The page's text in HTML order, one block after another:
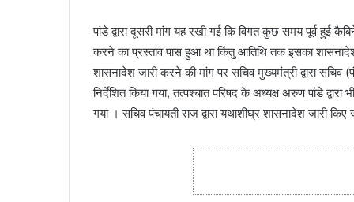
पांडे द्वारा दूसरी मांग यह रखी गई कि विगत कुछ समय पूर्व हुई
करने का प्रस्ताव पास हुआ था किंतु आतिथि तक इसका
शासनादेश जारी करने की मांग पर सचिव मुख्यमंत्री द्वारा सचिव
निर्देशित किया गया, तत्पश्चात परिषद के अध्यक्ष अरुण पांडे
गया । सचिव पंचायती राज द्वारा यथाशीघ्र शासनादेश जारी